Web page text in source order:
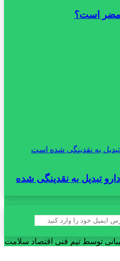
مضر است؟
دارو تبدیل به نقدینگی شده
توسط تیم فنی اقتصاد سلامت